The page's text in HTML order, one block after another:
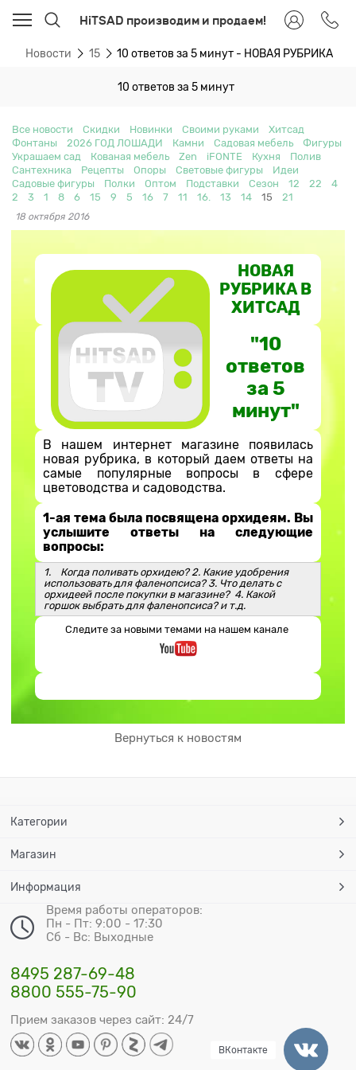
HiTSAD производим и продаем!
Новости 15 10 ответов за 5 минут - НОВАЯ РУБРИКА
10 ответов за 5 минут
Все новости Скидки Новинки Своими руками
Хитсад
Фонтаны
2026 ГОД ЛОШАДИ Камни Садовая мебель
Фигуры
Украшаем сад
Кованая мебель Zen iFONTE Кухня
Полив
Сантехника
Рецепты Опоры Световые фигуры
Идеи
Садовые фигуры
Полки Оптом Подставки Сезон 12 22
4
2
3 1 8 6 15 9 5 16 7 11 16. 13 14 15 21
18 октября 2016
НОВАЯ
РУБРИКА В
ХИТСАД
"10
ответов
за 5
минут"
В нашем интернет магазине появилась
новая рубрика, в который даем ответы на
самые популярные вопросы в сфере
цветоводства и садоводства.
1-ая тема была посвящена орхидеям. Вы
услышите ответы на следующие
вопросы:
1. Когда поливать орхидею? 2. Какие удобрения
использовать для фаленопсиса? 3. Что делать с
орхидеей после покупки в магазине? 4. Какой
горшок выбрать для фаленопсиса? и т.д.
Следите за новыми темами на нашем канале
Вернуться к новостям
Категории
Магазин
Информация
Время работы операторов:
Пн - Пт: 9:00 - 17:30
Сб - Вс: Выходные
8495 287-69-48
8800 555-75-90
Прием заказов через сайт: 24/7
ВКонтакте